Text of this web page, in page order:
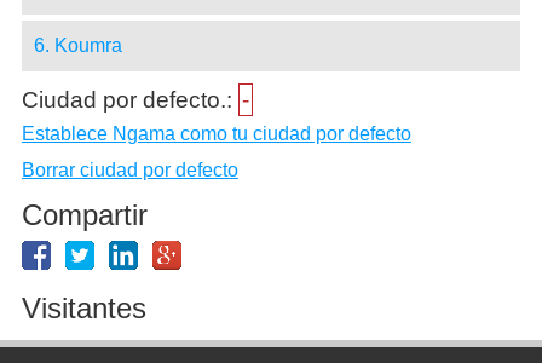
6. Koumra
Ciudad por defecto.: -
Establece Ngama como tu ciudad por defecto
Borrar ciudad por defecto
Compartir
Visitantes